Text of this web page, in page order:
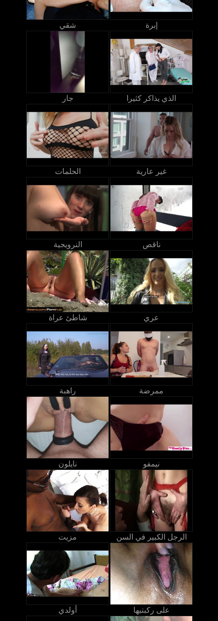
شقي إبرة
جار الذي يذاكر كثيرا
الحلمات غير عارية
النرويجية ناقص
شاطئ عراة عري
راهبة ممرضة
نايلون نيمفو
مزيت الرجل الكبير في السن
أولدي على ركبتيها